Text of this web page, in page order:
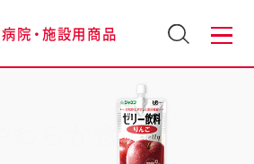
病院・施設用商品
わらか食